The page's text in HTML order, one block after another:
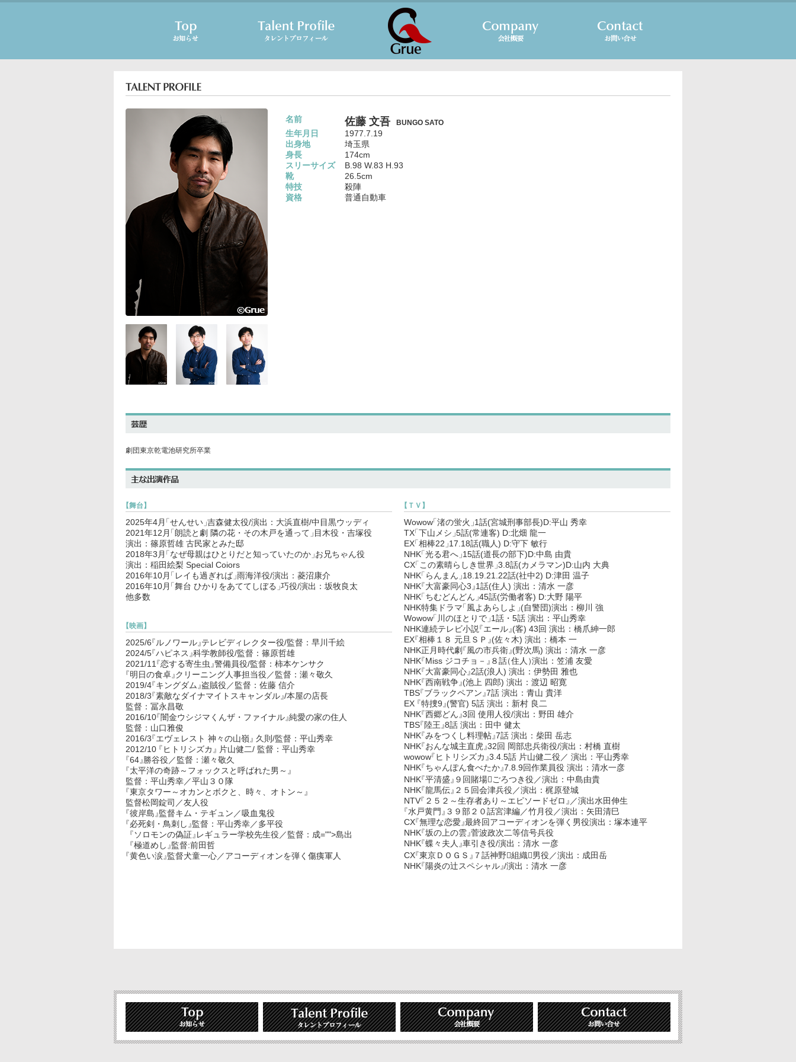
名前 佐藤 文吾 BUNGO SATO
生年月日
1977.7.19
出身地
埼玉県
身長
174cm
スリーサイズ
B.98 W.83 H.93
靴
26.5cm
特技
殺陣
資格
普通自動車
劇団東京乾電池研究所卒業
【舞台 】
2025年4月「せんせい 」
吉森健太役/演出：大浜直樹/中目黒ウッディ
2021年12月「朗読と劇 隣の花・その木戸を通って 」目木役・吉塚役
演出：篠原哲雄 古民家とみた邸
2018年3月「なぜ母親はひとりだと知っていたのか 」お兄ちゃん役
演出：稲田絵梨 Special Coiors
2016年10月「 レイも過ぎれば 」雨海洋役/演出：菱沼康介
2016年10月「舞台 ひかりをあててしぼる 」
巧役/演出：坂牧良太
他多数
【映画】
2025/6『ルノワール』テレビディレクター役/監督：早川千絵
2024/5『ハピネス 』科学教師役/監督：篠原哲雄
2021/11『恋する寄生虫 』警備員役/監督：柿本ケンサク
『明日の食卓』クリーニング人事担当役／監督：瀬々敬久
2019/4『キングダム 』盗賊役／監督：佐藤 信介
2018/3『素敵なダイナマイトスキャンダル』/本屋の店長
監督：冨永昌敬
2016/10『闇金ウシジマくんザ・ファイナル』純愛の家の住人
監督：山口雅俊
2016/3『エヴェレスト 神々の山嶺』久則/監督：平山秀幸
2012/10『ヒトリシズカ 』片山健二/ 監督：平山秀幸
『64』勝谷役／監督：瀬々敬久
『太平洋の奇跡～フォックスと呼ばれた男～ 』
監督：平山秀幸／平山３０隊
『東京タワー～オカンとボクと、時々、オトン～ 』
監督松岡錠司／友人役
『彼岸島 』監督キム・テギュン／吸血鬼役
『必死剣・鳥刺し 』監督：平山秀幸／多平役
『ソロモンの偽証』レギュラー学校先生役／監督：成="">島出
『極道めし 』監督:前田哲
『黄色い涙 』監督犬童一心／アコーディオンを弾く傷痍軍人
【 ＴＶ 】
Wowow「渚の蛍火 」1話(宮城刑事部長)D:平山 秀幸
TX「下山メシ 」
5話(常連客) D:北畑 龍一
EX「相棒22 」17.18話(職人) D:守下 敏行
NHK「光る君へ 」15話(道長の部下)D:中島 由貴
CX「 この素晴らしき世界 」
3.8話(カメラマン)D:山内 大典
NHK「 らんまん 」18.19.21.22話(社中2) D:津田 温子
NHK『大富豪同心3 』1話(住人) 演出：清水 一彦
NHK「ちむどんどん 」
45話(労働者客) D:大野 陽平
NHK特集ドラマ「 風よあらしよ 」(自警団)演出：柳川 強
Wowow「 川のほとりで 」1話・5話 演出：平山秀幸
NHK連続テレビ小説『エール』(客) 43回 演出：橋爪紳一郎
EX『相棒１８ 元旦ＳＰ 』(佐々木) 演出：橋本 一
NHK正月時代劇『 風の市兵衛』(野次馬) 演出：清水 一彦
NHK『Miss ジコチョ－ 』８話（住人 ）演出：笠浦 友愛
NHK『大富豪同心』2話(浪人) 演出：伊勢田 雅也
NHK『西南戦争』(池上 四郎) 演出：渡辺 昭寛
TBS『ブラックペアン 』7話 演出：青山 貴洋
EX『特捜9 』(警官) 5話 演出：新村 良二
NHK『西郷どん 』3回 使用人役/演出：野田 雄介
TBS『陸王 』8話 演出：田中 健太
NHK『みをつくし料理帖』7話 演出：柴田 岳志
NHK『おんな城主直虎』32回 岡部忠兵衛役/演出：村橋 直樹
wowow『ヒトリシズカ 』3.4.5話 片山健二役／ 演出：平山秀幸
NHK『ちゃんぽん食べたか』7.8.9回作業員役 演出：清水一彦
NHK『平清盛 』９回賭場􄛾ごろつき役／演出：中島由貴
NHK『龍馬伝』２５回会津兵役／演出：梶原登城
NTV『 ２５２～生存者あり～エピソードゼロ 』／演出水田伸生
『水戸黄門 』３９部２０話宮津編／竹月役／演出：矢田清巳
CX『無理な恋愛 』最終回アコーディオンを弾く男役演出：塚本連平
NHK『坂の上の雲』菅波政次二等信号兵役
NHK『蝶々夫人 』車引き役/演出：清水 一彦
CX『東京ＤＯＧＳ 』７話神野􄛾組織􄛾男役／演出：成田岳
NHK『陽炎の辻スペシャル』/演出：清水 一彦